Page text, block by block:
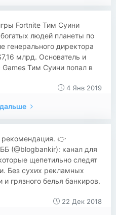
Fortnite Тим Суини
людей планеты по
генерального директора
млрд. Основатель и
Тим Суини попал в
4 Янв 2019
рекомендация. 👉
(@blogbankir): канал для
щепетильно следят
Без сухих рекламных
грязного белья банкиров.
22 Дек 2018